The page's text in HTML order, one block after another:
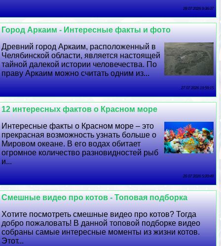
28 07 2026 9:36:37
Город Аркаим - Интересные факты и фото
Древний город Аркаим, расположенный в
Челябинской области, является настоящей
тайной далекой истории человечества. По
праву Аркаим можно считать одним из...
27 07 2026 19:59:15
12 интересных фактов о Красном море
Интересные факты о Красном море – это
прекрасная возможность узнать больше о
Мировом океане. В его водах обитает
огромное количество разновидностей рыб
и...
26 07 2026 5:20:49
Смешные видео про котов - Топовая подборка
Хотите посмотреть смешные видео про котов? Тогда
добро пожаловать! В данной топовой подборке видео
собраны самые интересные моменты из жизни котов.
Этот...